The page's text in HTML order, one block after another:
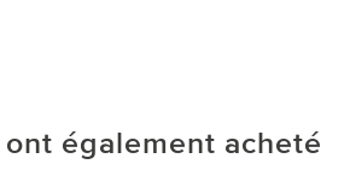
également acheté